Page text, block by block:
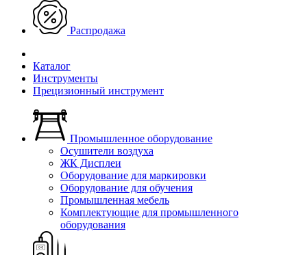
Распродажа
Каталог
Инструменты
Прецизионный инструмент
Промышленное оборудование
Осушители воздуха
ЖК Дисплеи
Оборудование для маркировки
Оборудование для обучения
Промышленная мебель
Комплектующие для промышленного
оборудования